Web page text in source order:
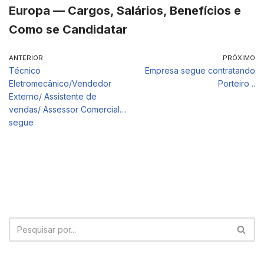
Europa — Cargos, Salários, Benefícios e
Como se Candidatar
ANTERIOR
Técnico
Eletromecânico/Vendedor
Externo/ Assistente de
vendas/ Assessor Comercial…
segue
PRÓXIMO
Empresa segue contratando
Porteiro ..